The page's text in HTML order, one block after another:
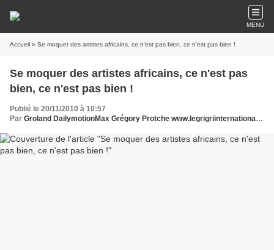
MENU
Accueil » Se moquer des artistes africains, ce n'est pas bien, ce n'est pas bien !
Se moquer des artistes africains, ce n'est pas
bien, ce n'est pas bien !
Publié le 20/11/2010 à 10:57
Par Groland DailymotionMax Grégory Protche www.legrigriinternational.com